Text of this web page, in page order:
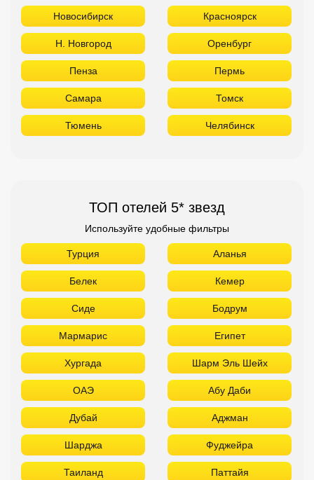
Новосибирск Красноярск
Н. Новгород Оренбург
Пенза Пермь
Самара Томск
Тюмень Челябинск
ТОП отелей 5* звезд
Используйте удобные фильтры
Турция Аланья
Белек Кемер
Сиде Бодрум
Мармарис Египет
Хургада Шарм Эль Шейх
ОАЭ Абу Даби
Дубай Аджман
Шарджа Фуджейра
Таиланд Паттайя